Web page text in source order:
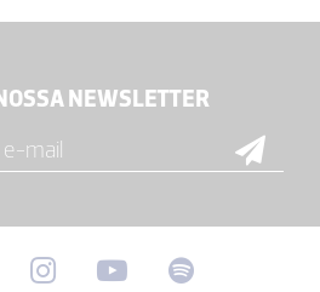
NEWSLETTER